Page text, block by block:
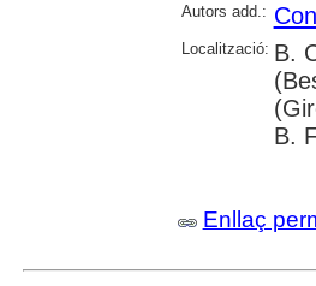
Autors add.:
Localització: B.
B.
Enllaç